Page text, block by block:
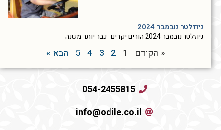
ניוזלטר נובמבר 2024
ניוזלטר נובמבר 2024 הורים יקרים, כבר יותר משנה
« הקודם 1
2
3
4
5 הבא »
054-2455815
info@odile.co.il